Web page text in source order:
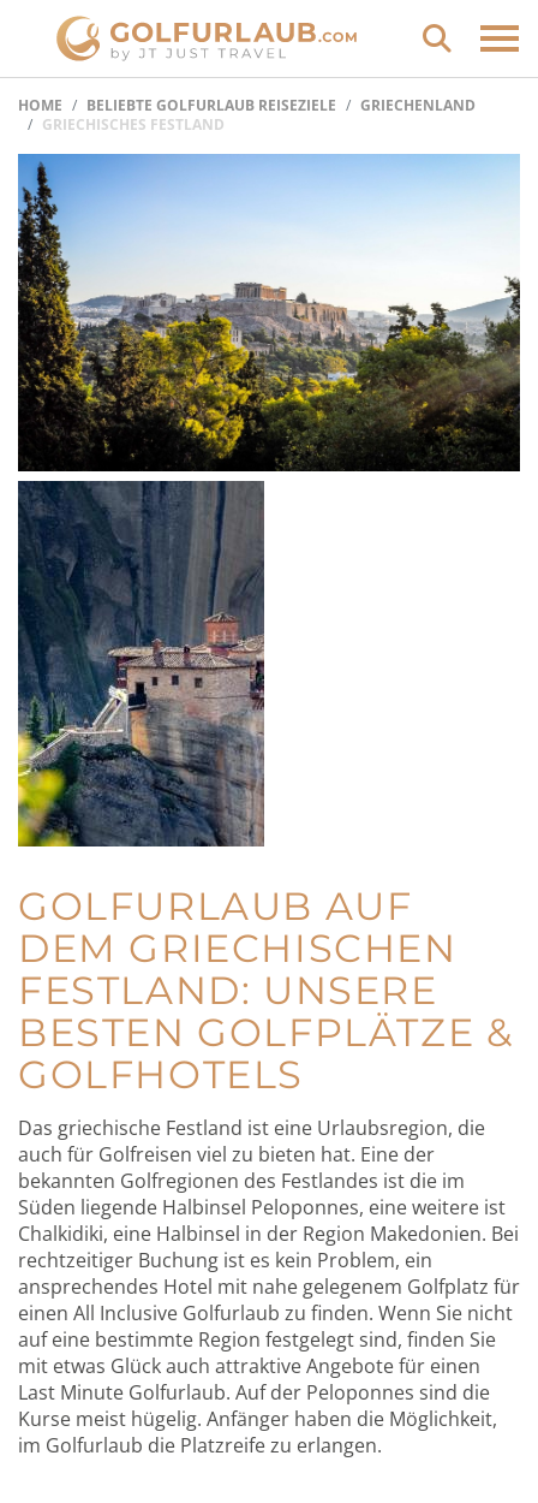
HOME BELIEBTE GOLFURLAUB REISEZIELE
GRIECHENLAND
GRIECHISCHES FESTLAND
GOLFURLAUB AUF
DEM GRIECHISCHEN
FESTLAND: UNSERE
BESTEN GOLFPLÄTZE &
GOLFHOTELS
Das griechische Festland ist eine Urlaubsregion, die
auch für Golfreisen viel zu bieten hat. Eine der
bekannten Golfregionen des Festlandes ist die im
Süden liegende Halbinsel Peloponnes, eine weitere ist
Chalkidiki, eine Halbinsel in der Region Makedonien. Bei
rechtzeitiger Buchung ist es kein Problem, ein
ansprechendes Hotel mit nahe gelegenem Golfplatz für
einen All Inclusive Golfurlaub zu finden. Wenn Sie nicht
auf eine bestimmte Region festgelegt sind, finden Sie
mit etwas Glück auch attraktive Angebote für einen
Last Minute Golfurlaub. Auf der Peloponnes sind die
Kurse meist hügelig. Anfänger haben die Möglichkeit,
im Golfurlaub die Platzreife zu erlangen.